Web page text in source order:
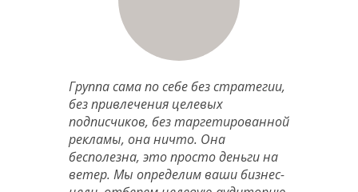
Группа сама по себе без стратегии,
без привлечения целевых
подписчиков, без таргетированной
рекламы, она ничто. Она
бесполезна, это просто деньги на
ветер. Мы определим ваши бизнес-